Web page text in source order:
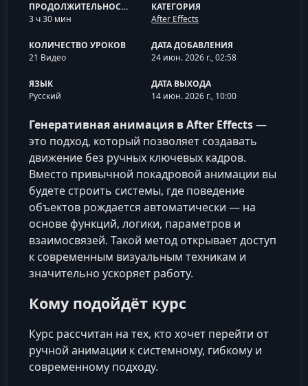
ПРОДОЛЖИТЕЛЬНОСТЬ
3 ч 30 мин
КАТЕГОРИЯ
After Effects
КОЛИЧЕСТВО УРОКОВ
21 Видео
ДАТА ДОБАВЛЕНИЯ
24 июн. 2026 г., 02:58
ЯЗЫК
Русский
ДАТА ВЫХОДА
14 июн. 2026 г., 10:00
Генеративная анимация в After Effects—
это подход, который позволяет создавать
движение без ручных ключевых кадров.
Вместо привычной покадровой анимации вы
будете строить системы, где поведение
объектов рождается автоматически — на
основе функций, логики, параметров и
взаимосвязей. Такой метод открывает доступ
к современным визуальным техникам и
значительно ускоряет работу.
Кому подойдёт курс
Курс рассчитан на тех, кто хочет перейти от
ручной анимации к системному, гибкому и
современному подходу.